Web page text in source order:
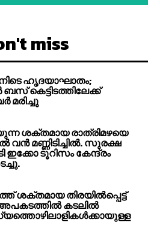
miss
ഹൃദയാഘാതം;
കെട്ടിടത്തിലേക്ക്
മരിച്ചു
ശക്തമായ രാത്രിമഴയെ
മണ്ണിടിച്ചില്‍. സുരക്ഷ
ടൂറിസം കേന്ദ്രം
ശക്തമായ തിരയിൽപ്പെട്ട്
കടലിൽ